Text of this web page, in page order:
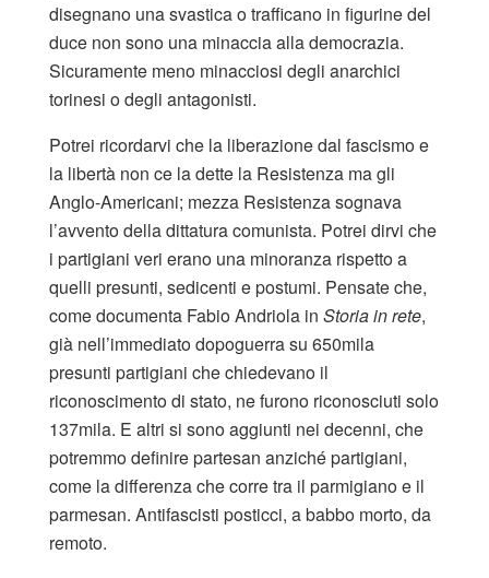
disegnano una svastica o trafficano in figurine del
duce non sono una minaccia alla democrazia.
Sicuramente meno minacciosi degli anarchici
torinesi o degli antagonisti.
Potrei ricordarvi che la liberazione dal fascismo e
la libertà non ce la dette la Resistenza ma gli
Anglo-Americani; mezza Resistenza sognava
l’avvento della dittatura comunista. Potrei dirvi che
i partigiani veri erano una minoranza rispetto a
quelli presunti, sedicenti e postumi. Pensate che,
come documenta Fabio Andriola in Storia in rete,
già nell’immediato dopoguerra su 650mila
presunti partigiani che chiedevano il
riconoscimento di stato, ne furono riconosciuti solo
137mila. E altri si sono aggiunti nei decenni, che
potremmo definire partesan anziché partigiani,
come la differenza che corre tra il parmigiano e il
parmesan. Antifascisti posticci, a babbo morto, da
remoto.